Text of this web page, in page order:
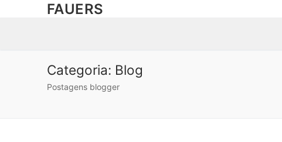
FAUERS
Categoria: Blog
Postagens blogger